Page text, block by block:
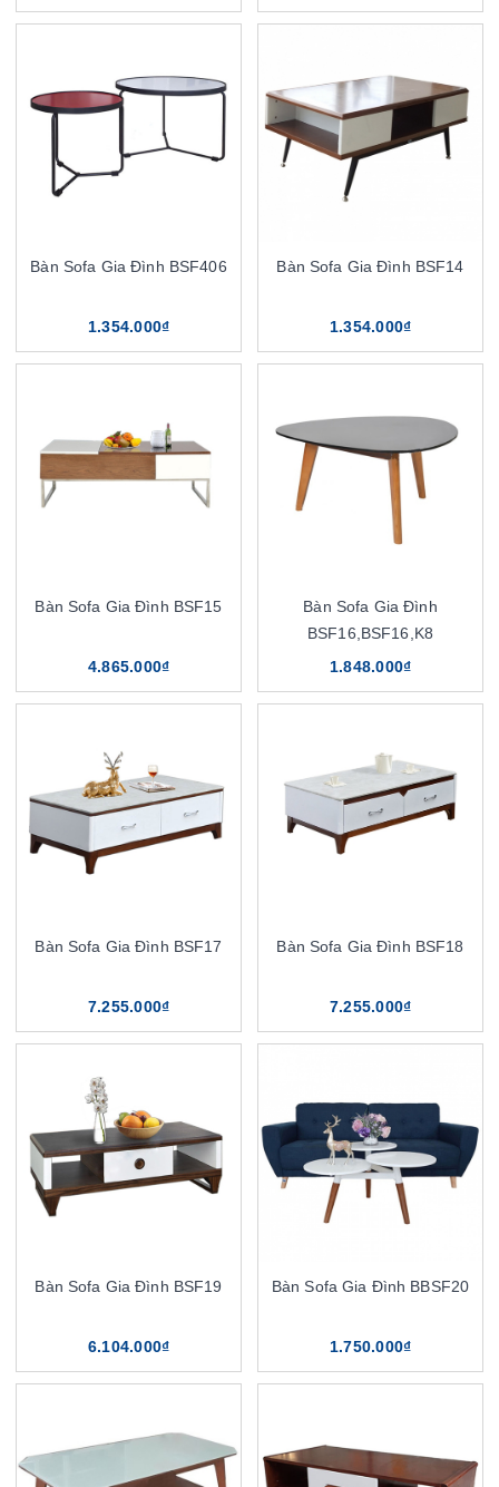
Bàn Sofa Gia Đình BSF406
1.354.000₫
Bàn Sofa Gia Đình BSF14
1.354.000₫
Bàn Sofa Gia Đình BSF15
4.865.000₫
Bàn Sofa Gia Đình
BSF16,BSF16,K8
1.848.000₫
Bàn Sofa Gia Đình BSF17
7.255.000₫
Bàn Sofa Gia Đình BSF18
7.255.000₫
Bàn Sofa Gia Đình BSF19
6.104.000₫
Bàn Sofa Gia Đình BBSF20
1.750.000₫